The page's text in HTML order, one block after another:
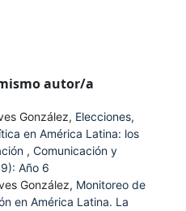
autor/a
González, Elecciones,
en América Latina: los
, Comunicación y
Año 6
González, Monitoreo de
en América Latina. La